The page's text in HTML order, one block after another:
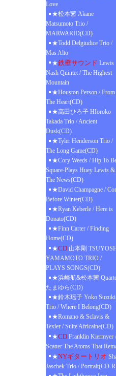
Love
★松本茜 Akane
Matsumoto Trio /
MARWARID(CD)
★Todd Delgiudice Trio /
Mas Alto
★鉄壁サウンド Lewis
Nash Quintet / The Highest
Mountain
★Houston Person / From
The Heart(CD)
★高田ひろ子 HIoroko
Takada Trio / Ancient
Dusk(CD)
★Tyler Henderson Trio /
The Long Game(CD)
★Cory Weeds / Hip To
Square-Plays Huey Lewis &
The News(CD)
★David Champagne /
Before Winter(CD)
★Ryan Keberle / Here is
Donato(CD)
★Finn Carter / Finding
Home(CD)
★CD 山本剛
YAMAMOTO TRIO /
PLAYS SONGS(CD)
★浜崎航&松本茜
たまゆら(CD)
★鈴木瑶子 Yoko Suzuki
Trio / Where I Belong(CD)
★Romano & Sclavis &
Texier / Suite Africaine(CD)
★CD Franklin Kiermyer /
Scatter The Atoms That
★NYギタートリオ
Jaschek Trio / Portrait(CD-